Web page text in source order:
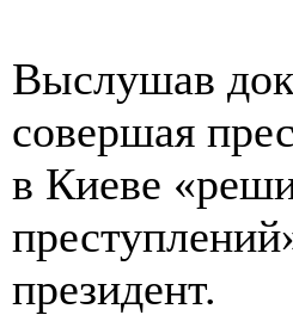
Выслушав
совершая
в Киеве
президент.